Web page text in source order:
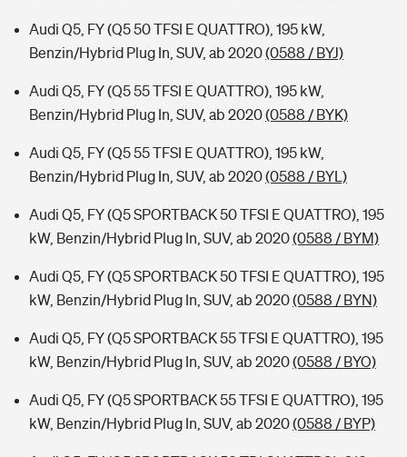
Audi Q5, FY (Q5 50 TFSI E QUATTRO), 195 kW,
Benzin/Hybrid Plug In, SUV, ab 2020(0588 / BYJ)
Audi Q5, FY (Q5 55 TFSI E QUATTRO), 195 kW,
Benzin/Hybrid Plug In, SUV, ab 2020(0588 / BYK)
Audi Q5, FY (Q5 55 TFSI E QUATTRO), 195 kW,
Benzin/Hybrid Plug In, SUV, ab 2020(0588 / BYL)
Audi Q5, FY (Q5 SPORTBACK 50 TFSI E QUATTRO), 195
kW, Benzin/Hybrid Plug In, SUV, ab 2020(0588 / BYM)
Audi Q5, FY (Q5 SPORTBACK 50 TFSI E QUATTRO), 195
kW, Benzin/Hybrid Plug In, SUV, ab 2020(0588 / BYN)
Audi Q5, FY (Q5 SPORTBACK 55 TFSI E QUATTRO), 195
kW, Benzin/Hybrid Plug In, SUV, ab 2020(0588 / BYO)
Audi Q5, FY (Q5 SPORTBACK 55 TFSI E QUATTRO), 195
kW, Benzin/Hybrid Plug In, SUV, ab 2020(0588 / BYP)